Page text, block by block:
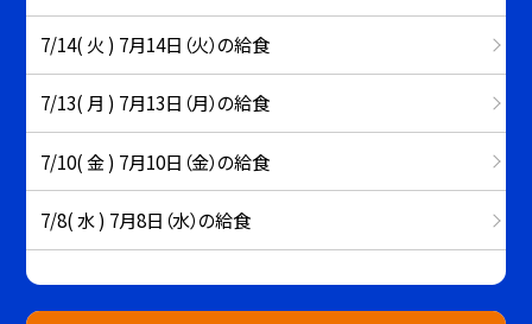
7/14( 火 ) 7月14日（火）の給食
7/13( 月 ) 7月13日（月）の給食
7/10( 金 ) 7月10日（金）の給食
7/8( 水 ) 7月8日（水）の給食